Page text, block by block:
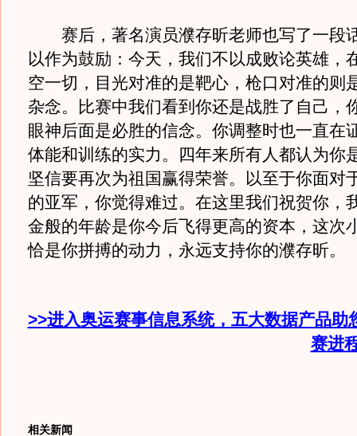
赛后，著名演员濮存昕老师也写了一段
以作为鼓励：今天，我们不以成败论英雄，
空一切，目光对准的是靶心，枪口对准的则
杂念。比赛中我们看到你还是战胜了自己，
眼神后面是必胜的信念。你调整时也一直在
体能和训练的实力。四年来所有人都认为你
坚信要再次为祖国赢得荣誉。以至于你面对
的亚军，你觉得难过。在这里我们祝贺你，
金般的年龄是你今后飞得更高的资本，这次
恰是你拼搏的动力，永远支持你的濮存昕。
>>进入奥运赛事信息系统，五大数据产品助
赛进
相关新闻